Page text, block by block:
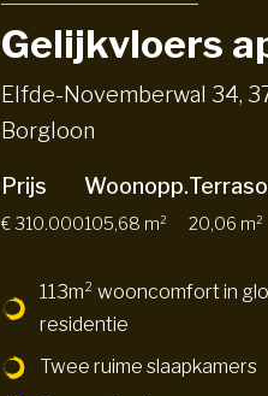
Gelijkvloers
Elfde-Novemberwal 34,
Borgloon
Prijs
€ 310.000
Woonopp.
105,68 m² 20,06 m²
113m² wooncomfort in
residentie
Twee ruime slaapkamers